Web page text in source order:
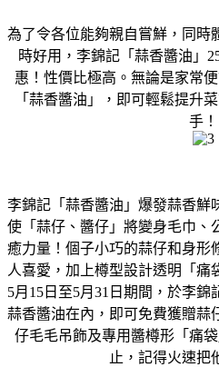
為了令各位能夠親自嘗鮮，同時
時好用，李錦記「蒜香醬油」
惠！性價比極高。無論是家常
「蒜香醬油」，即可輕鬆提升
手！
李錦記「蒜香醬油」爆發蒜香鮮
使「蒜仔、醬仔」將變身毛巾、
癒力量！個子小巧的蒜仔和身形
人喜愛，加上樽型設計透明「痛
5月15日至5月31日期間，於李
蒜香醬油在內，即可免費獲贈蒜
仔毛毛吊飾及專用醬樽形「痛
止，記得火速把